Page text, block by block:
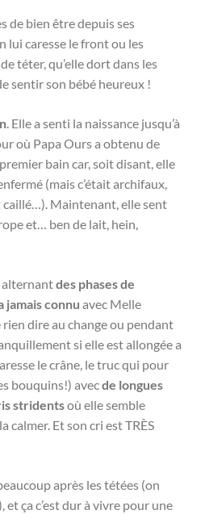
de bien être depuis ses
lui caresse le front ou les
téter, qu’elle dort dans les
sentir son bébé heureux !
. Elle a senti la naissance jusqu’à
où Papa Ours a obtenu de
bain car, soit disant, elle
(mais c’était archifaux,
caillé…). Maintenant, elle sent
et… ben de lait, hein,
alternantdes phases de
jamais connu avec Melle
dire au change ou pendant
si elle est allongée a
le crâne, le truc qui pour
bouquins!) avecde longues
stridentsoù elle semble
calmer. Et son cri est TRÈS
après les tétées (on
et ça c’est dur à vivre pour une